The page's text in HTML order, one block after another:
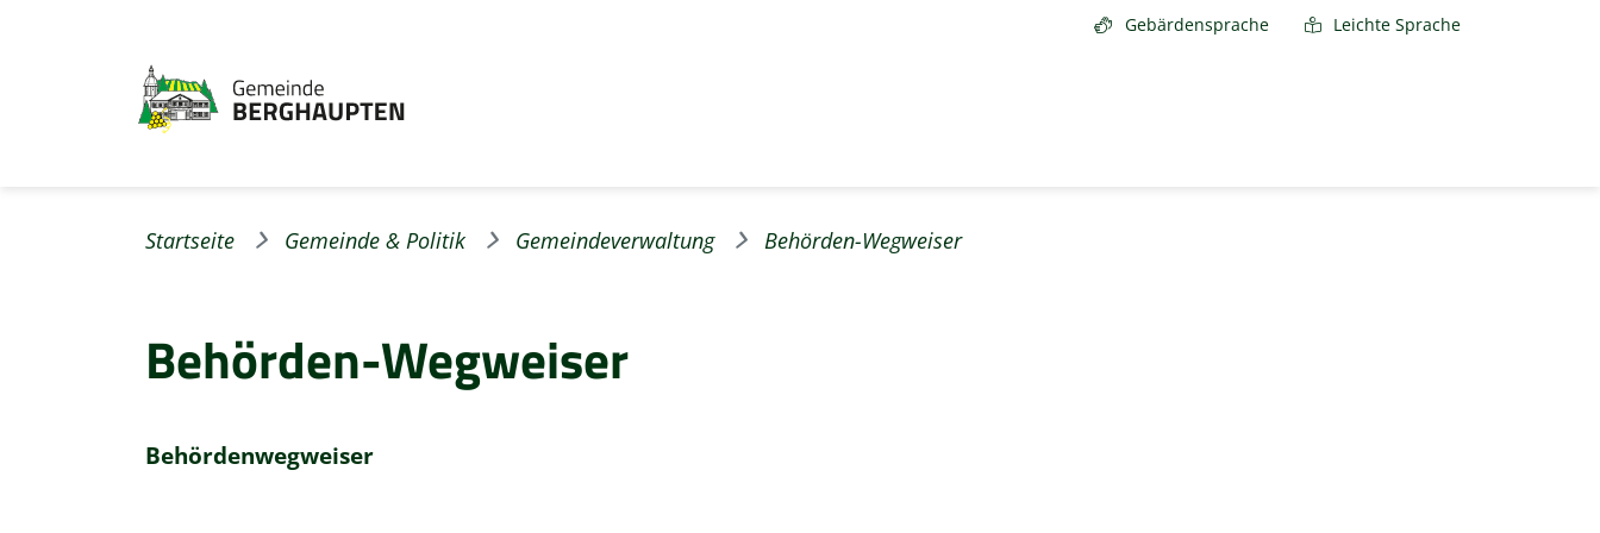
Gebärdensprache Leichte Sprache
Startseite Gemeinde & Politik Gemeindeverwaltung Behörden-Wegweiser
Behörden-Wegweiser
Behördenwegweiser